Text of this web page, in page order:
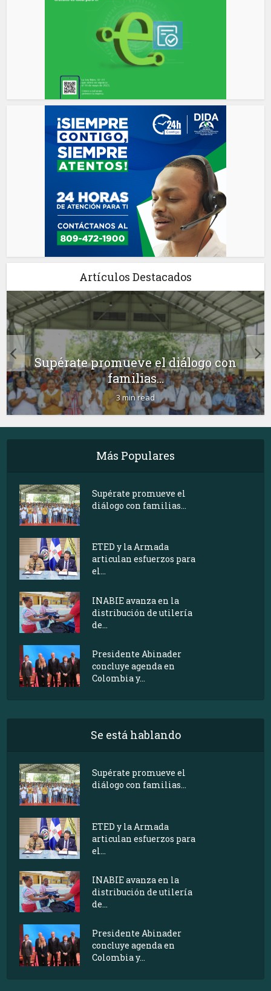
Artículos Destacados
Supérate promueve el diálogo con
familias...
3 min read
Más Populares
Supérate promueve el
diálogo con familias...
ETED y la Armada
articulan esfuerzos para
el...
INABIE avanza en la
distribución de utilería
de...
Presidente Abinader
concluye agenda en
Colombia y...
Se está hablando
Supérate promueve el
diálogo con familias...
ETED y la Armada
articulan esfuerzos para
el...
INABIE avanza en la
distribución de utilería
de...
Presidente Abinader
concluye agenda en
Colombia y...